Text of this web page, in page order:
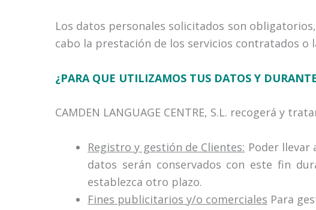
Los datos personales solicitados son
cabo la prestación de los servicios contratados o
¿PARA QUE UTILIZAMOS TUS DATOS Y
CAMDEN LANGUAGE CENTRE, S.L. recogerá y
Registro y gestión de Clientes: Poder llevar
datos serán conservados con este fin
establezca otro plazo.
Fines publicitarios y/o comerciales Para